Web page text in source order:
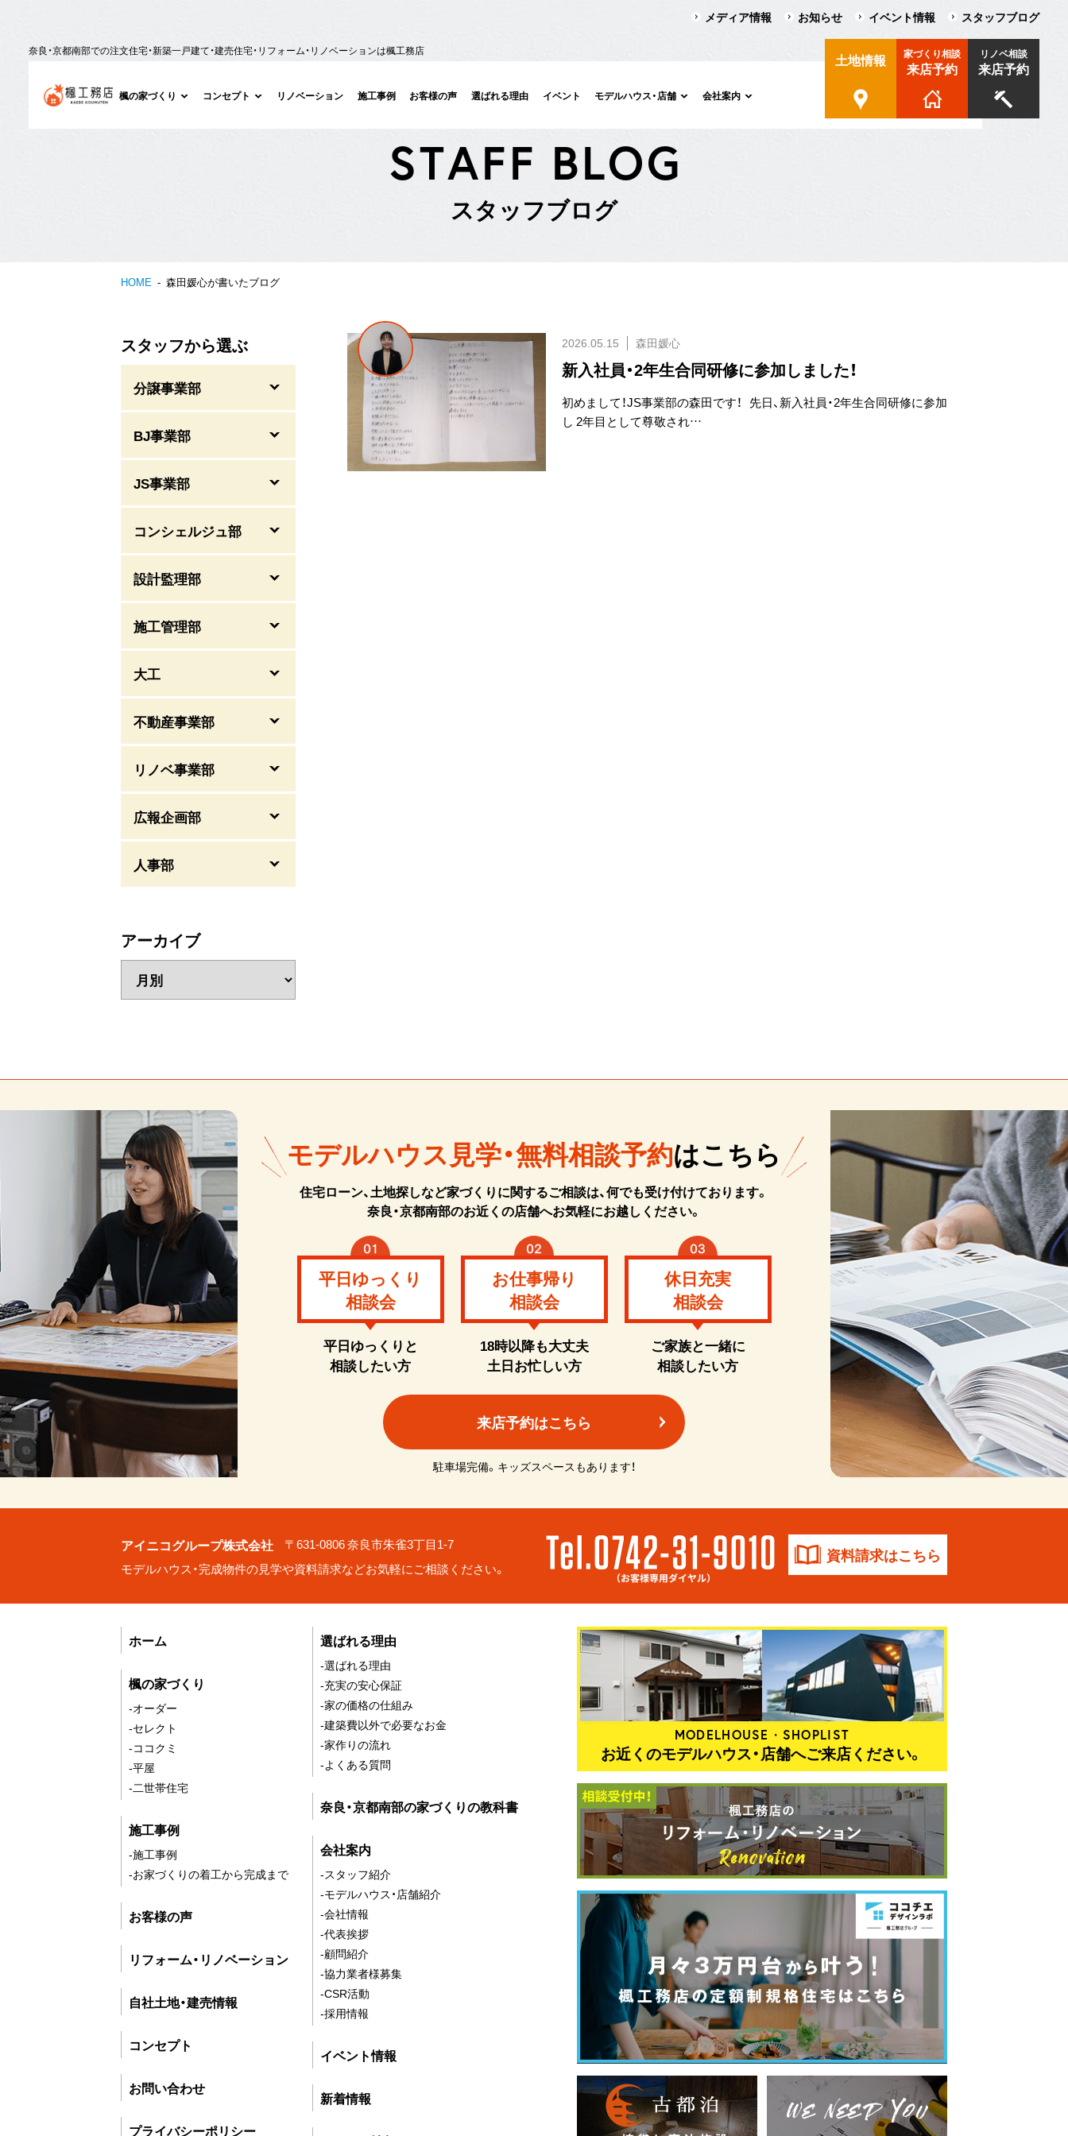
奈良・京都南部での注文住宅・新築一戸建て・建売住宅・リフォーム・リノベーションは楓工務店
楓の家づくり コンセプト リノベーション 施工事例 お客様の声 選ばれる理由 イベント モデルハウス・店舗 会社案内
土地情報 家づくり相談
来店予約
リノベ相談
来店予約
メディア情報 お知らせ イベント情報 スタッフブログ
STAFF BLOG
スタッフブログ
HOME 森田媛心が書いたブログ
2026.05.15 森田媛心
新入社員・2年生合同研修に参加しました！
初めまして！JS事業部の森田です！ 先日、新入社員・2年生合同研修に参加
し 2年目として尊敬され…
スタッフから選ぶ
分譲事業部
BJ事業部
JS事業部
コンシェルジュ部
設計監理部
施工管理部
大工
不動産事業部
リノベ事業部
広報企画部
人事部
アーカイブ
モデルハウス見学・無料相談予約はこちら
住宅ローン、土地探しなど家づくりに関するご相談は、何でも受け付けております。
奈良・京都南部のお近くの店舗へお気軽にお越しください。
平日ゆっくり
相談会
平日ゆっくりと
相談したい方
お仕事帰り
相談会
18時以降も大丈夫
土日お忙しい方
休日充実
相談会
ご家族と一緒に
相談したい方
来店予約はこちら
駐車場完備。キッズスペースもあります！
アイニコグループ株式会社
〒631-0806 奈良市朱雀3丁目1-7
モデルハウス・完成物件の見学や資料請求などお気軽にご相談ください。
資料請求はこちら
ホーム
楓の家づくり
-オーダー
-セレクト
-ココクミ
-平屋
-二世帯住宅
施工事例
-施工事例
-お家づくりの着工から完成まで
お客様の声
リフォーム・リノベーション
自社土地・建売情報
コンセプト
お問い合わせ
プライバシーポリシー
選ばれる理由
-選ばれる理由
-充実の安心保証
-家の価格の仕組み
-建築費以外で必要なお金
-家作りの流れ
-よくある質問
奈良・京都南部の家づくりの教科書
会社案内
-スタッフ紹介
-モデルハウス・店舗紹介
-会社情報
-代表挨拶
-顧問紹介
-協力業者様募集
-CSR活動
-採用情報
イベント情報
新着情報
MODELHOUSE・SHOPLIST
お近くのモデルハウス・店舗へご来店ください。